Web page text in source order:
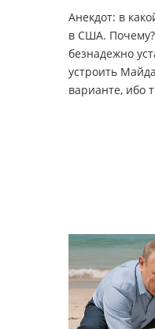
Анекдот: в
в США.
безнадежно
устроить
варианте, ибо